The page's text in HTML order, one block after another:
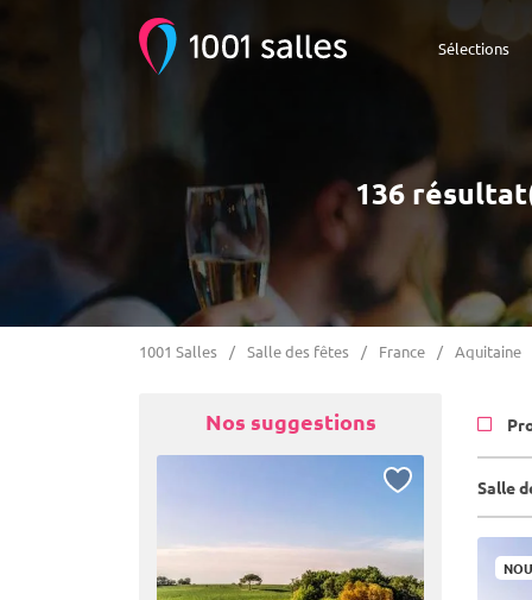
Sélections
136
1001 Salles Salle des fêtes France Aquitaine
Nos suggestions
Salle